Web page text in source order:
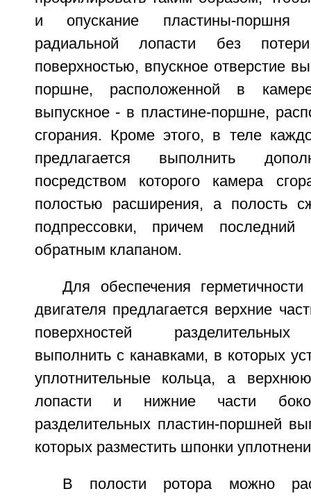
и опускание пластины-поршня
радиальной лопасти без
поверхностью, впускное отверстие
поршне, расположенной в
выпускное - в пластине-поршне,
сгорания. Кроме этого, в теле
предлагается выполнить
посредством которого камера
полостью расширения, а полость
подпрессовки, причем последний
обратным клапаном.
Для обеспечения
двигателя предлагается верхние
поверхностей разделительных
выполнить с канавками, в которых
уплотнительные кольца, а
лопасти и нижние части
разделительных пластин-поршней
которых разместить шпонки
В полости ротора можно